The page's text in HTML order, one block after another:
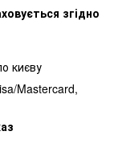
згідно
києву
Mastercard,